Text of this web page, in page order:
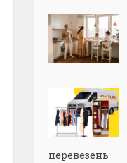
перевезень